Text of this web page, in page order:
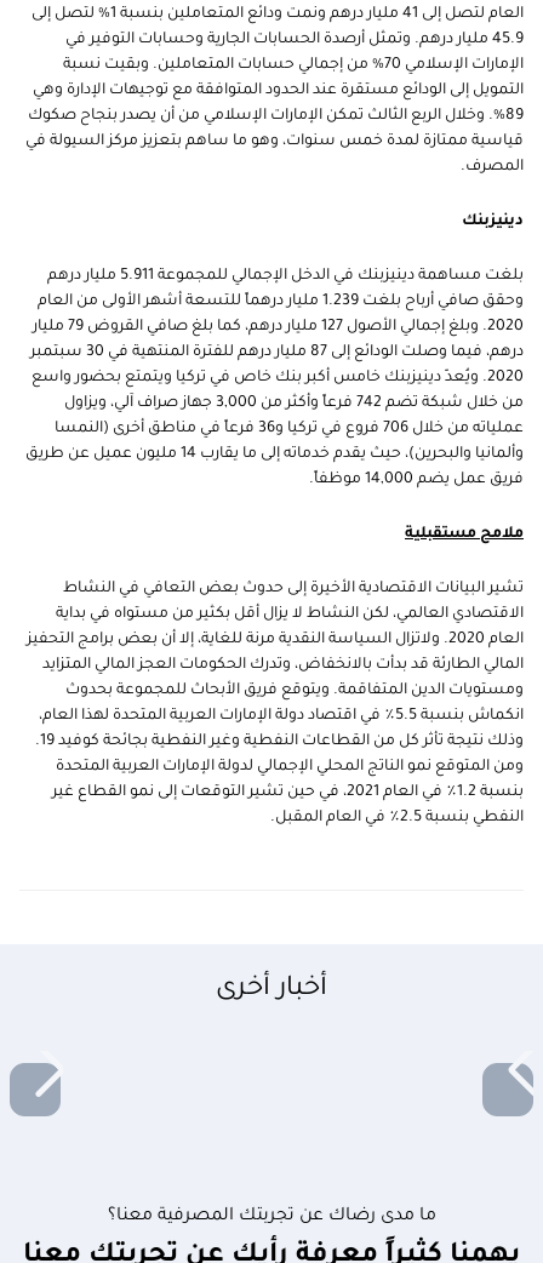
العام لتصل إلى 41 مليار درهم ونمت ودائع المتعاملين بنسبة 1% لتصل إلى
45.9 مليار درهم. وتمثل أرصدة الحسابات الجارية وحسابات التوفير في
الإمارات الإسلامي 70% من إجمالي حسابات المتعاملين. وبقيت نسبة
التمويل إلى الودائع مستقرة عند الحدود المتوافقة مع توجيهات الإدارة وهي
89%. وخلال الربع الثالث تمكن الإمارات الإسلامي من أن يصدر بنجاح صكوك
قياسية ممتازة لمدة خمس سنوات، وهو ما ساهم بتعزيز مركز السيولة في
المصرف.
دينيزبنك
بلغت مساهمة دينيزبنك في الدخل الإجمالي للمجموعة 5.911 مليار درهم
وحقق صافي أرباح بلغت 1.239 مليار درهماً للتسعة أشهر الأولى من العام
2020. وبلغ إجمالي الأصول 127 مليار درهم، كما بلغ صافي القروض 79 مليار
درهم، فيما وصلت الودائع إلى 87 مليار درهم للفترة المنتهية في 30 سبتمبر
2020. ويُعدّ دينيزبنك خامس أكبر بنك خاص في تركيا ويتمتع بحضور واسع
من خلال شبكة تضم 742 فرعاً وأكثر من 3,000 جهاز صراف آلي، ويزاول
عملياته من خلال 706 فروع في تركيا و36 فرعاً في مناطق أخرى (النمسا
وألمانيا والبحرين)، حيث يقدم خدماته إلى ما يقارب 14 مليون عميل عن طريق
فريق عمل يضم 14,000 موظفاً.
ملامح مستقبلية
تشير البيانات الاقتصادية الأخيرة إلى حدوث بعض التعافي في النشاط
الاقتصادي العالمي، لكن النشاط لا يزال أقل بكثير من مستواه في بداية
العام 2020. ولاتزال السياسة النقدية مرنة للغاية، إلا أن بعض برامج التحفيز
المالي الطارئة قد بدأت بالانخفاض، وتدرك الحكومات العجز المالي المتزايد
ومستويات الدين المتفاقمة. ويتوقع فريق الأبحاث للمجموعة بحدوث
انكماش بنسبة 5.5٪ في اقتصاد دولة الإمارات العربية المتحدة لهذا العام،
وذلك نتيجة تأثر كل من القطاعات النفطية وغير النفطية بجائحة كوفيد 19.
ومن المتوقع نمو الناتج المحلي الإجمالي لدولة الإمارات العربية المتحدة
بنسبة 1.2٪ في العام 2021، في حين تشير التوقعات إلى نمو القطاع غير
النفطي بنسبة 2.5٪ في العام المقبل.
أخبار أخرى
ما مدى رضاك عن تجربتك المصرفية معنا؟